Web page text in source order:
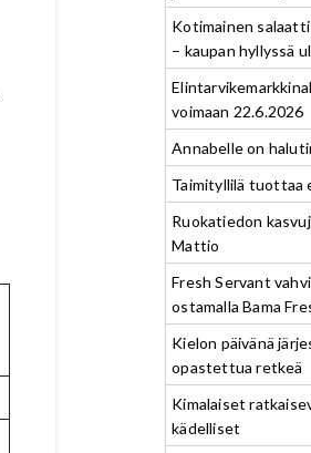
Kotimainen
– kaupan hyllyssä
voimaan 22.6.2026
Annabelle on
Taimityllilä tuottaa
Ruokatiedon
Mattio
Fresh Servant
ostamalla Bama
Kielon päivänä
opastettua retkeä
Kimalaiset
kädelliset